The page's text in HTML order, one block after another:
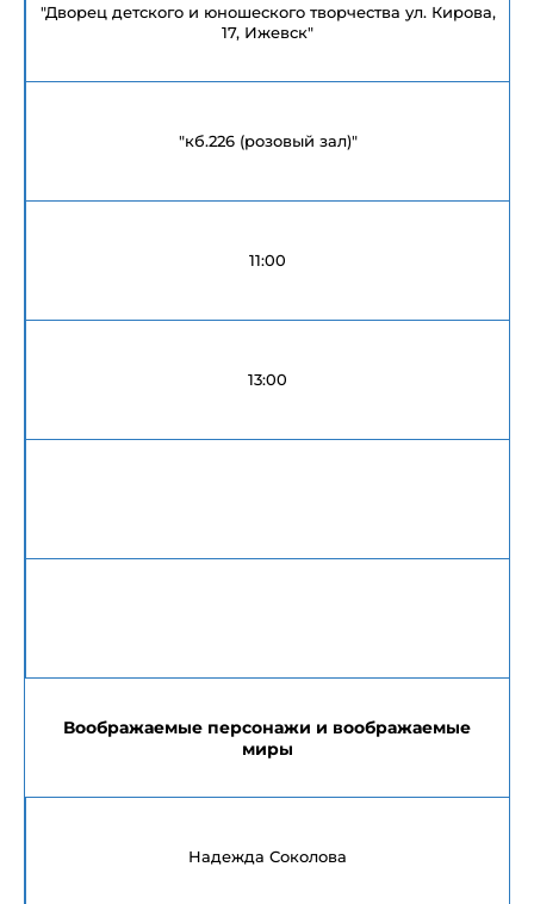
"Дворец детского и юношеского творчества ул. Кирова,
17, Ижевск"
"кб.226 (розовый зал)"
11:00
13:00
Воображаемые персонажи и воображаемые
миры
Надежда Соколова